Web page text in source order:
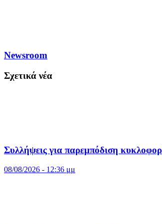
Newsroom
Σχετικά νέα
Συλλήψεις για παρεμπόδιση
08/08/2026 - 12:36 μμ